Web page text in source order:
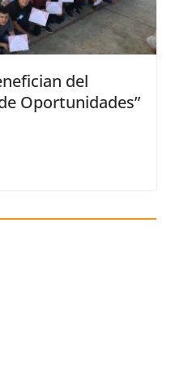
del
Oportunidades”